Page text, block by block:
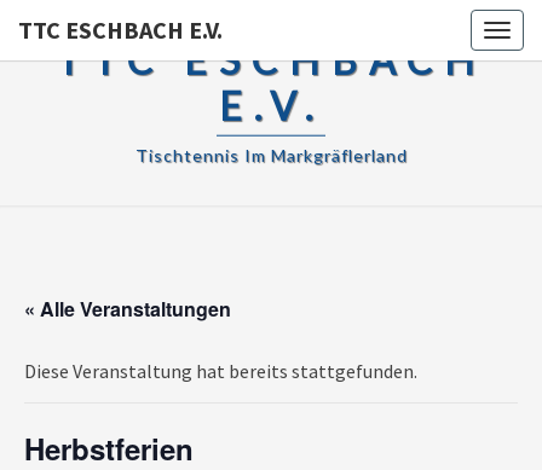
TTC ESCHBACH E.V.
TTC ESCHBACH
E.V.
Tischtennis Im Markgräflerland
« Alle Veranstaltungen
Diese Veranstaltung hat bereits stattgefunden.
Herbstferien